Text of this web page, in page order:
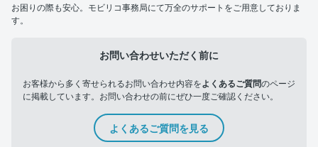
お困りの際も安心。モビリコ事務局にて万全のサポートをご用意しておりま
す。
お問い合わせいただく前に
お客様から多く寄せられるお問い合わせ内容をよくあるご質問のページ
に掲載しています。お問い合わせの前にぜひ一度ご確認ください。
よくあるご質問を見る